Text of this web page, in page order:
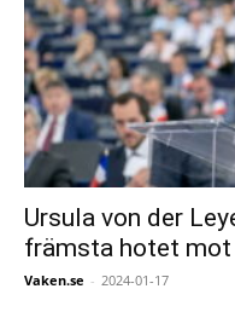
Ursula von der
främsta hotet
Vaken.se - 2024-01-17